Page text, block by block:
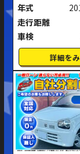
年式
走行距離
車検
詳細を